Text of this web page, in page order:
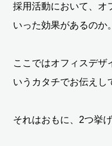
採用活動において、オ
いった効果があるのか。
ここではオフィスデザ
いうカタチでお伝えし
それはおもに、2つ挙